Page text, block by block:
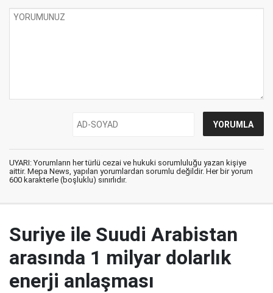
UYARI: Yorumların her türlü cezai ve hukuki sorumluluğu yazan kişiye
aittir. Mepa News, yapılan yorumlardan sorumlu değildir. Her bir yorum
600 karakterle (boşluklu) sınırlıdır.
Suriye ile Suudi Arabistan
arasında 1 milyar dolarlık
enerji anlaşması